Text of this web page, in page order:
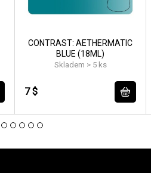
CONTRAST: AETHERMATIC
BLUE (18ML)
Skladem > 5 ks
7 $